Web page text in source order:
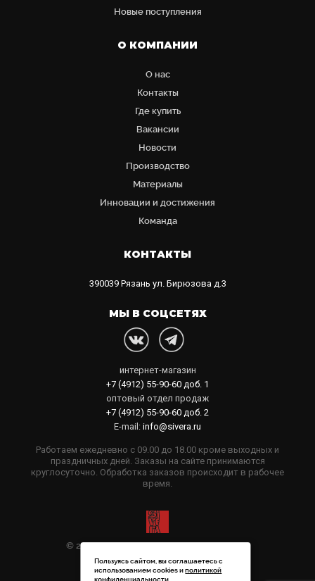
Новые поступления
О КОМПАНИИ
О нас
Контакты
Где купить
Вакансии
Новости
Производство
Материалы
Инновации и достижения
Команда
КОНТАКТЫ
390039 Рязань ул. Бирюзова д.3
МЫ В СОЦСЕТЯХ
интернет-магазин
+7 (4912) 55-90-60 доб. 1
оптовый отдел продаж
+7 (4912) 55-90-60 доб. 2
E-mail: info@sivera.ru
Работаем ежедневно с 09.00 до 18.00 кроме выходных и
праздничных дней. Заказы на сайте принимаются
круглосуточно. Обработка заказов происходит в рабочее
время.
© 2006-2026 Sivera. Все права защищены
Политика конфиденциальности
Пользуясь сайтом, вы соглашаетесь с
использованием cookies иполитикой
конфиденциальности